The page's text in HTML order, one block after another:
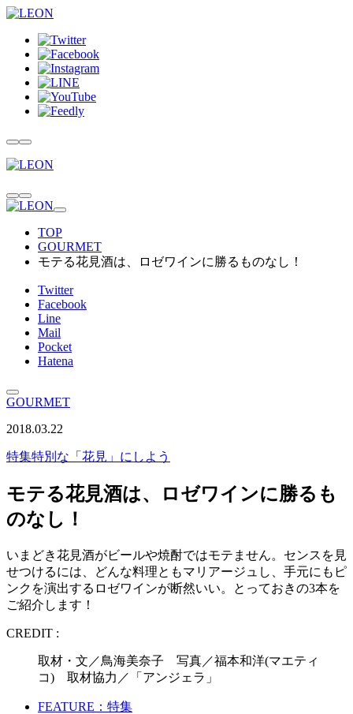
TOP
GOURMET
モテる花見酒は、ロゼワインに勝るものなし！
Twitter
Facebook
Line
Mail
Pocket
Hatena
GOURMET
2018.03.22
特集特別な「花見」にしよう
モテる花見酒は、ロゼワインに勝るも
のなし！
いまどき花見酒がビールや焼酎ではモテません。センスを見
せつけるには、どんな料理ともマリアージュし、手元にもピ
ンクを演出するロゼワインが断然いい。とっておきの3本を
ご紹介します！
CREDIT :
取材・文／鳥海美奈子 写真／福本和洋(マエティ
コ) 取材協力／「アンジェラ」
FEATURE：特集